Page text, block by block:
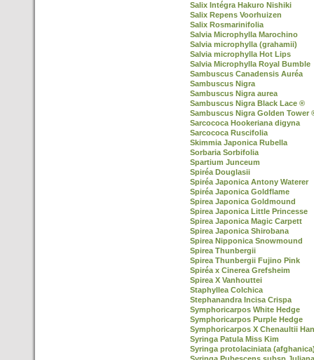
Salix Intégra Hakuro Nishiki
Salix Repens Voorhuizen
Salix Rosmarinifolia
Salvia Microphylla Marochino
Salvia microphylla (grahamii)
Salvia microphylla Hot Lips
Salvia Microphylla Royal Bumble
Sambuscus Canadensis Auréa
Sambuscus Nigra
Sambuscus Nigra aurea
Sambuscus Nigra Black Lace ®
Sambuscus Nigra Golden Tower
Sarcococa Hookeriana digyna
Sarcococa Ruscifolia
Skimmia Japonica Rubella
Sorbaria Sorbifolia
Spartium Junceum
Spiréa Douglasii
Spiréa Japonica Antony Waterer
Spiréa Japonica Goldflame
Spirea Japonica Goldmound
Spirea Japonica Little Princesse
Spirea Japonica Magic Carpett
Spirea Japonica Shirobana
Spirea Nipponica Snowmound
Spirea Thunbergii
Spirea Thunbergii Fujino Pink
Spiréa x Cinerea Grefsheim
Spirea X Vanhouttei
Staphyllea Colchica
Stephanandra Incisa Crispa
Symphoricarpos White Hedge
Symphoricarpos Purple Hedge
Symphoricarpos X Chenaultii
Syringa Patula Miss Kim
Syringa protolaciniata